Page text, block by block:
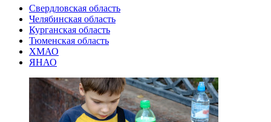
Свердловская область
Челябинская область
Курганская область
Тюменская область
ХМАО
ЯНАО